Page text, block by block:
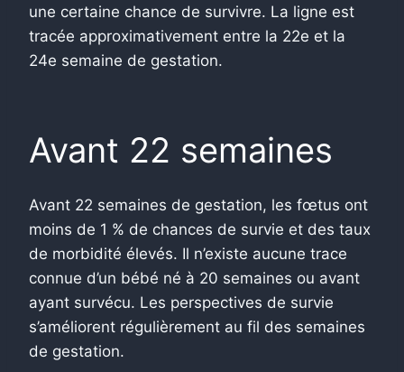
une certaine chance de survivre. La ligne est
tracée approximativement entre la 22e et la
24e semaine de gestation.
Avant 22 semaines
Avant 22 semaines de gestation, les fœtus ont
moins de 1 % de chances de survie et des taux
de morbidité élevés. Il n’existe aucune trace
connue d’un bébé né à 20 semaines ou avant
ayant survécu. Les perspectives de survie
s’améliorent régulièrement au fil des semaines
de gestation.